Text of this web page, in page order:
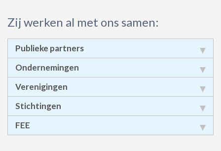
Zij werken al met ons samen:
Publieke partners
Ondernemingen
Verenigingen
Stichtingen
FEE